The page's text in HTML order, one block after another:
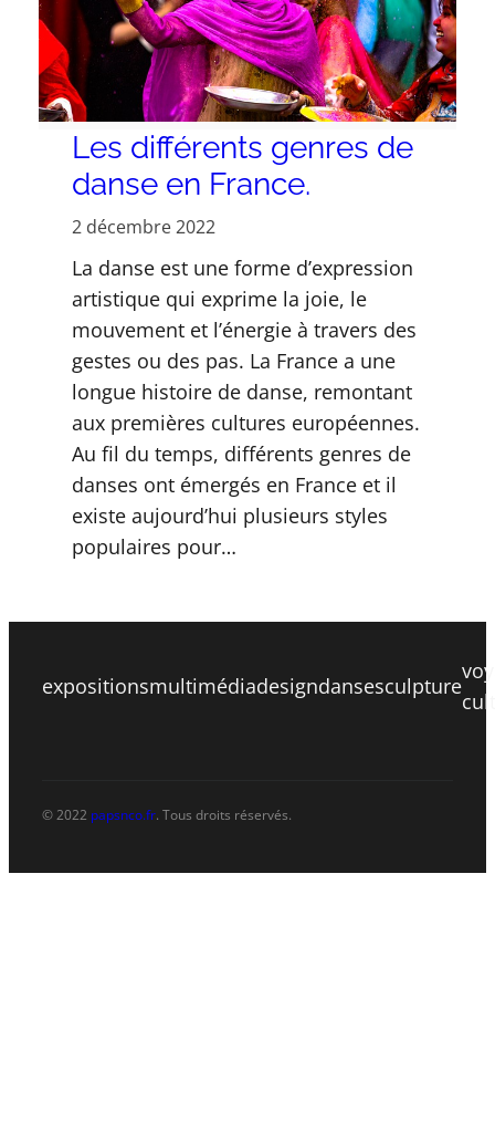
Les différents genres de
danse en France.
2 décembre 2022
La danse est une forme d’expression
artistique qui exprime la joie, le
mouvement et l’énergie à travers des
gestes ou des pas. La France a une
longue histoire de danse, remontant
aux premières cultures européennes.
Au fil du temps, différents genres de
danses ont émergés en France et il
existe aujourd’hui plusieurs styles
populaires pour…
expositionsmultimédiadesigndansesculpture
© 2022 papsnco.fr. Tous droits réservés.